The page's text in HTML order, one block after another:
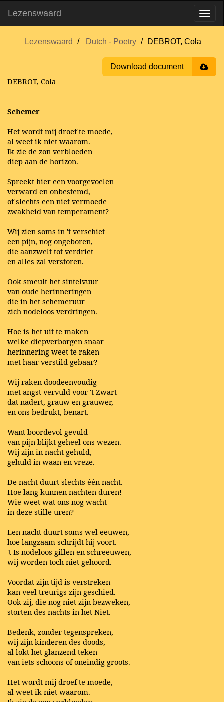
Lezenswaard
Lezenswaard Dutch - Poetry DEBROT, Cola
Download document
DEBROT, Cola
Schemer
Het wordt mij droef te moede,
al weet ik niet waarom.
Ik zie de zon verbloeden
diep aan de horizon.
Spreekt hier een voorgevoelen
verward en onbestemd,
of slechts een niet vermoede
zwakheid van temperament?
Wij zien soms in 't verschiet
een pijn, nog ongeboren,
die aanzwelt tot verdriet
en alles zal verstoren.
Ook smeult het sintelvuur
van oude herinneringen
die in het schemeruur
zich nodeloos verdringen.
Hoe is het uit te maken
welke diepverborgen snaar
herinnering weet te raken
met haar verstild gebaar?
Wij raken doodeenvoudig
met angst vervuld voor 't Zwart
dat nadert, grauw en grauwer,
en ons bedrukt, benart.
Want boordevol gevuld
van pijn blijkt geheel ons wezen.
Wij zijn in nacht gehuld,
gehuld in waan en vreze.
De nacht duurt slechts één nacht.
Hoe lang kunnen nachten duren!
Wie weet wat ons nog wacht
in deze stille uren?
Een nacht duurt soms wel eeuwen,
hoe langzaam schrijdt hij voort.
't Is nodeloos gillen en schreeuwen,
wij worden toch niet gehoord.
Voordat zijn tijd is verstreken
kan veel treurigs zijn geschied.
Ook zij, die nog niet zijn bezweken,
storten des nachts in het Niet.
Bedenk, zonder tegenspreken,
wij zijn kinderen des doods,
al lokt het glanzend teken
van iets schoons of oneindig groots.
Het wordt mij droef te moede,
al weet ik niet waarom.